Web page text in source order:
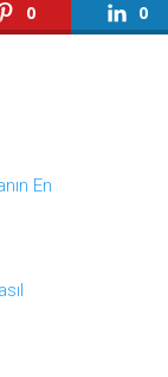
0 0
En